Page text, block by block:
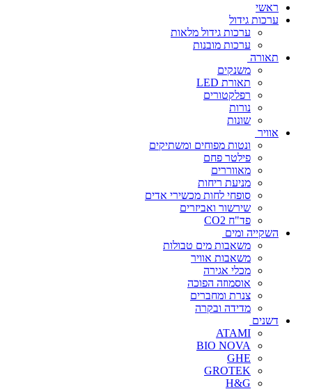
ראשי
ערכות גידול
ערכות גידול מלאות
ערכות מובנות
תאורה
משנקים
תאורת LED
רפלקטורים
נורות
שונות
אוויר
ונטות מפוחים ומשתיקים
פילטר פחם
מאווררים
מניעת ריחות
סופחי לחות מכשירי אדים
שירשור ואביזרים
פד"ח CO2
השקייה ומים
משאבות מים טבולות
משאבות אוויר
מכלי אגירה
אוסמוזה הפוכה
צנרת ומחברים
מדידה ובקרה
דשנים
ATAMI
BIO NOVA
GHE
GROTEK
H&G